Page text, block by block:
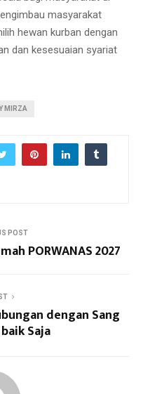
masyarakat
hewan kurban dengan
dan kesesuaian syariat
MIRZA
POST
PORWANAS 2027
dengan Sang
Saja